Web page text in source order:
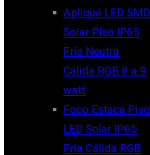
Apliqué LED SMD
Solar Piso IP65
Fría Neutra
Cálida RGB 8 a 9
watt
Foco Estaca Piso
LED Solar IP65
Fría Cálida RGB